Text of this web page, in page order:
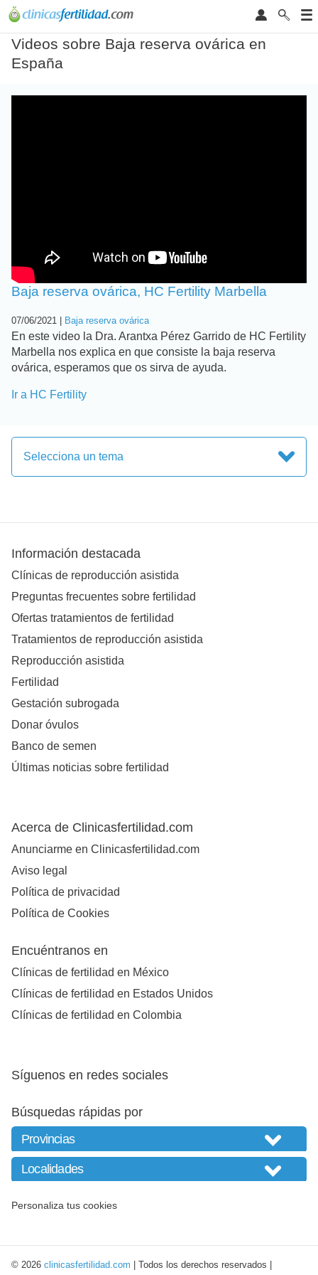
Videos sobre Baja reserva ovárica en
España
Baja reserva ovárica, HC Fertility Marbella
07/06/2021 | Baja reserva ovárica
En este video la Dra. Arantxa Pérez Garrido de HC Fertility
Marbella nos explica en que consiste la baja reserva
ovárica, esperamos que os sirva de ayuda.
Ir a HC Fertility
Selecciona un tema
Información destacada
Clínicas de reproducción asistida
Preguntas frecuentes sobre fertilidad
Ofertas tratamientos de fertilidad
Tratamientos de reproducción asistida
Reproducción asistida
Fertilidad
Gestación subrogada
Donar óvulos
Banco de semen
Últimas noticias sobre fertilidad
Acerca de Clinicasfertilidad.com
Anunciarme en Clinicasfertilidad.com
Aviso legal
Política de privacidad
Política de Cookies
Encuéntranos en
Clínicas de fertilidad en México
Clínicas de fertilidad en Estados Unidos
Clínicas de fertilidad en Colombia
Síguenos en redes sociales
Búsquedas rápidas por
Personaliza tus cookies
© 2026 clinicasfertilidad.com | Todos los derechos reservados |